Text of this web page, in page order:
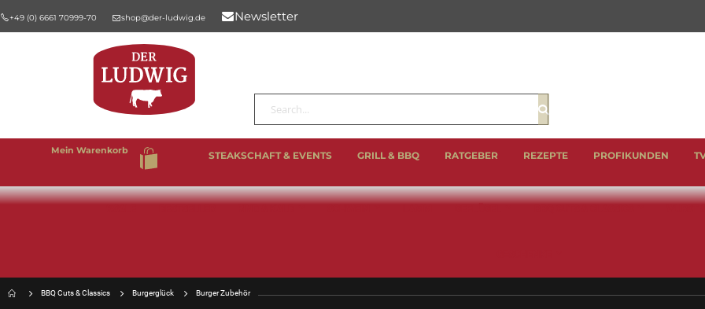
+49 (0) 6661 70999-70 shop@der-ludwig.de Newsletter
Mein Warenkorb
Suche
Suche
STEAKSCHAFT & EVENTS GRILL & BBQ RATGEBER REZEPTE PROFIKUNDEN
BBQ Cuts & Classics Burgerglück Burger Zubehör